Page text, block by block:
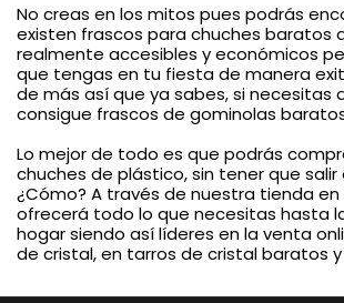
No creas en los mitos pues podrás
existen frascos para chuches baratos
realmente accesibles y económicos
que tengas en tu fiesta de manera
de más así que ya sabes, si necesitas
consigue frascos de gominolas
Lo mejor de todo es que podrás
chuches de plástico, sin tener que
¿Cómo? A través de nuestra tienda
ofrecerá todo lo que necesitas hasta
hogar siendo así líderes en la venta
de cristal, en tarros de cristal baratos y